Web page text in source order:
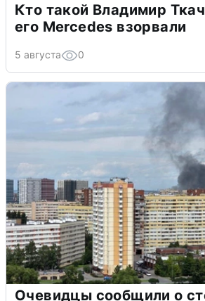
Кто такой Владимир
его Mercedes взорвали
5 августа 0
Очевидцы сообщили о